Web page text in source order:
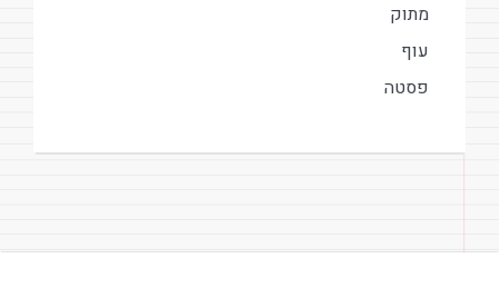
מתוק
עוף
פסטה